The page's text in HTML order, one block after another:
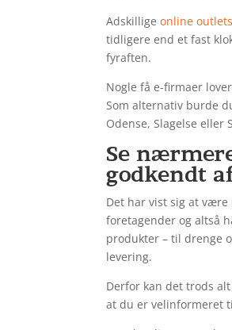
Adskilligeonline outlets
tidligere end et fast
fyraften.
Nogle få e-firmaer
Som alternativ burde
Odense, Slagelse
Se
godkendt
Det har vist sig at
foretagender og altså
produkter – til drenge
levering.
Derfor kan det trods
at du er velinformeret